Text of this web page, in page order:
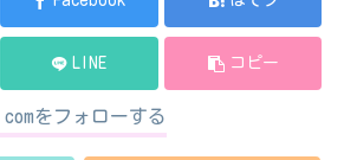
LINE コピー
をフォローする